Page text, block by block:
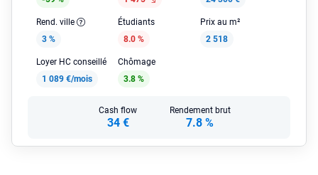
Rend. ville
3 %
Étudiants
8.0 %
Prix au m²
2 518
Loyer HC conseillé
1 089 €/mois
Chômage
3.8 %
Cash flow
34 €
Rendement brut
7.8 %